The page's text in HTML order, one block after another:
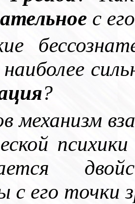
с
наиболее
?
механизм
с его точки